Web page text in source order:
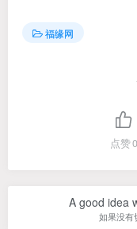
福缘网
点赞0
A good idea
如果没有